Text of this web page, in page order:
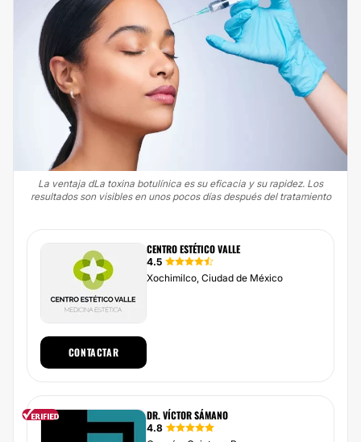
La ventaja dLa toxina botulínica es su eficacia y su rapidez. Los
resultados son visibles en unos pocos días después del tratamiento
CENTRO ESTÉTICO VALLE
4.5
Xochimilco, Ciudad de México
CONTACTAR
DR. VÍCTOR SÁMANO
4.8